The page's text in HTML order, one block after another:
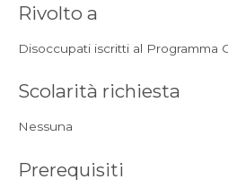
Rivolto a
Disoccupati iscritti al Programma
Scolarità richiesta
Nessuna
Prerequisiti